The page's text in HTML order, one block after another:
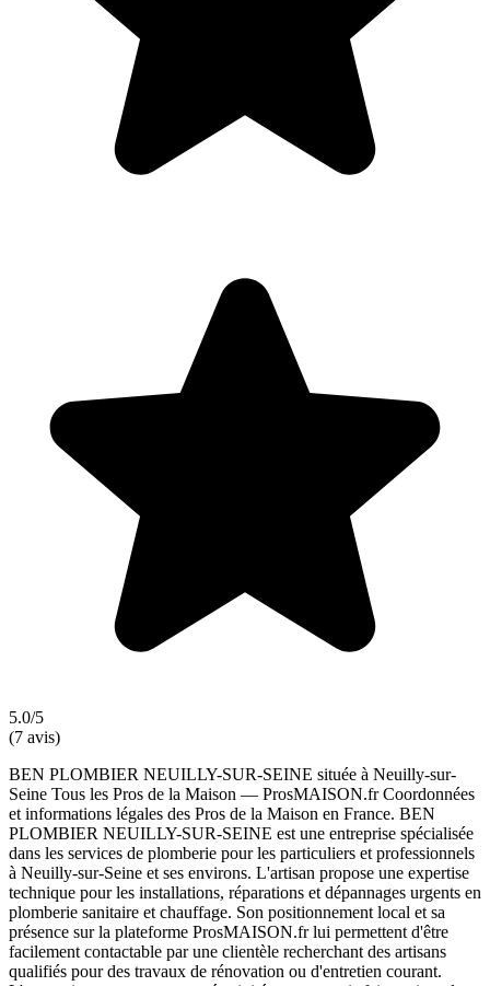
5.0/5
(7 avis)
BEN PLOMBIER NEUILLY-SUR-SEINE située à Neuilly-sur-
Seine Tous les Pros de la Maison — ProsMAISON.fr Coordonnées
et informations légales des Pros de la Maison en France. BEN
PLOMBIER NEUILLY-SUR-SEINE est une entreprise spécialisée
dans les services de plomberie pour les particuliers et professionnels
à Neuilly-sur-Seine et ses environs. L'artisan propose une expertise
technique pour les installations, réparations et dépannages urgents en
plomberie sanitaire et chauffage. Son positionnement local et sa
présence sur la plateforme ProsMAISON.fr lui permettent d'être
facilement contactable par une clientèle recherchant des artisans
qualifiés pour des travaux de rénovation ou d'entretien courant.